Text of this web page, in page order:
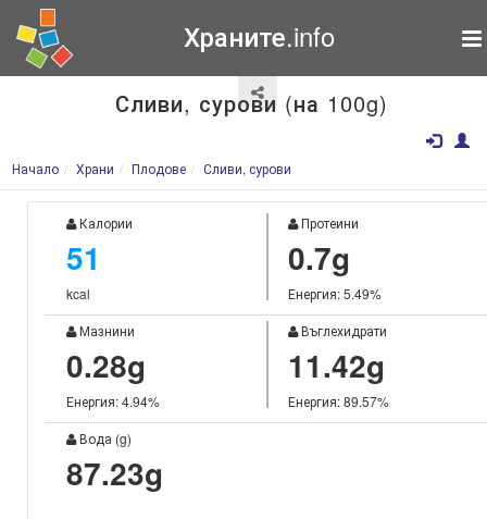
Храните.info
Сливи, сурови (на 100g)
Начало Храни Плодове Сливи, сурови
Калории
51
kcal
Протеини
0.7g
Енергия: 5.49%
Мазнини
0.28g
Енергия: 4.94%
Въглехидрати
11.42g
Енергия: 89.57%
Вода (g)
87.23g